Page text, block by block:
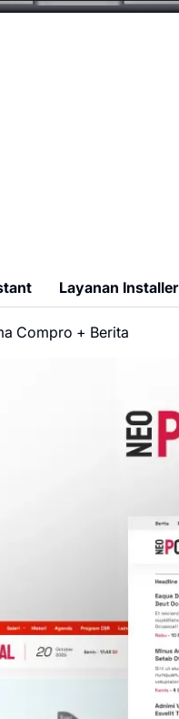
Layanan Installer
Compro + Berita